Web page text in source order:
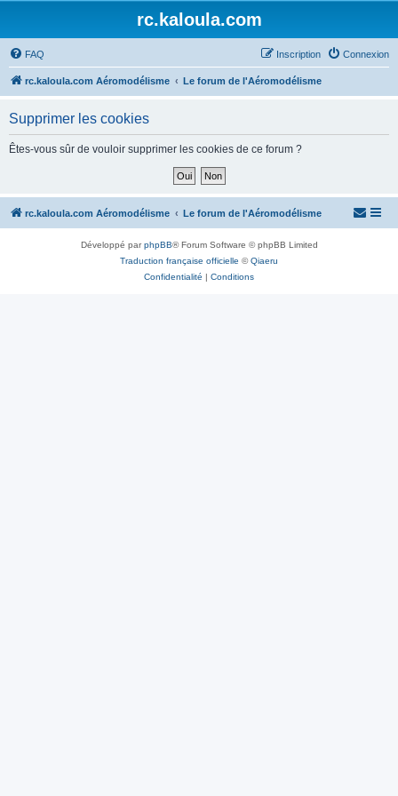
rc.kaloula.com
FAQ Connexion
Inscription
rc.kaloula.com Aéromodélisme Le forum de l'Aéromodélisme
Supprimer les cookies
Êtes-vous sûr de vouloir supprimer les cookies de ce forum ?
rc.kaloula.com Aéromodélisme Le forum de l'Aéromodélisme
Développé parphpBB® Forum Software © phpBB Limited
Traduction française officielle ©Qiaeru
Confidentialité | Conditions